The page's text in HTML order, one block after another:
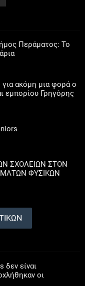
Περάματος: Το
ακόμη μια φορά ο
εμπορίου Γρηγόρης
ΣΧΟΛΕΙΩΝ ΣΤΟΝ
ΦΥΣΙΚΩΝ
είναι
οι